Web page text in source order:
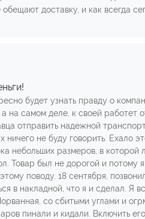
доставку, и как всегда
будет узнать правду о
на самом деле, к своей работет
отправить надежной
ничего не буду говорить. Ехало
небольших размеров, в
Товар был не дорогой и
поводу. 18 сентября,
в накладной, что я и сделал. Я
со сбитыми углами и
пинали и кидали. Включить